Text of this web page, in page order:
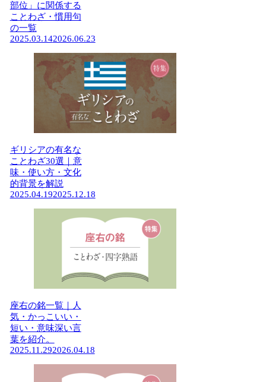
部位」に関係する
ことわざ・慣用句
の一覧
2025.03.142026.06.23
ギリシアの有名な
ことわざ30選｜意
味・使い方・文化
的背景を解説
2025.04.192025.12.18
座右の銘一覧｜人
気・かっこいい・
短い・意味深い言
葉を紹介。
2025.11.292026.04.18